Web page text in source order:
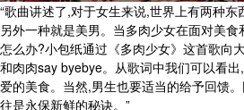
“歌曲讲述了,对于女生来说,世界上有两种
另外一种就是美男。当多肉少女在面对美
怎么办?小包纸通过《多肉少女》这首歌向
和肉肉say byebye。从歌词中我们可以看
爱的美食。当然,男生也要适当的给予回馈
往是永保新鲜的秘诀。”